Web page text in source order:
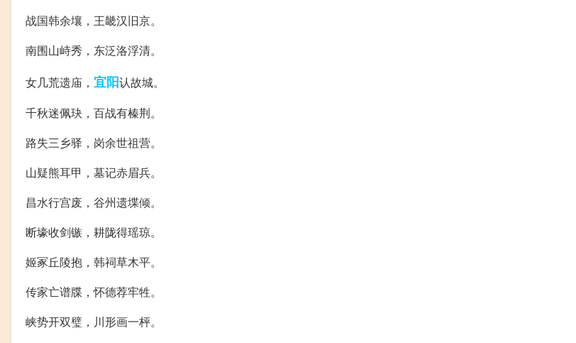
战国韩余壤，王畿汉旧京。
南围山峙秀，东泛洛浮清。
女几荒遗庙， 宜阳认故城。
千秋迷佩玦，百战有榛荆。
路失三乡驿，岗余世祖营。
山疑熊耳甲，墓记赤眉兵。
昌水行宫废，谷州遗堞倾。
断壕收剑镞，耕陇得瑶琼。
姬冢丘陵抱，韩祠草木平。
传家亡谱牒，怀德荐牢牲。
峡势开双璧，川形画一枰。